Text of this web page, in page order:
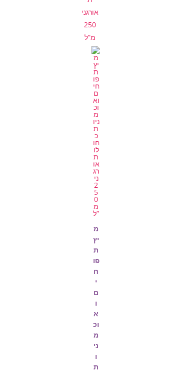
מ
יץ
ת
פו
ח
י
ם
ו
א
וכ
מ
ני
ו
ת